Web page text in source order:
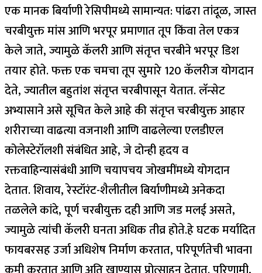
एक मानक बिर्याणी रेसिपीमध्ये सामान्यत: पांढरा तांदूळ, जास्त
चरबीयुक्त मांस आणि भरपूर प्रमाणात तूप किंवा तेल एकत्र
केले जाते, ज्यामुळे कॅलरी आणि संतृप्त चरबीने भरपूर डिश
तयार होते. फक्त एक चमचा तूप सुमारे 120 कॅलरीज योगदान
देते, ज्यातील बहुतांश संतृप्त चरबीपासून येतात. लॅन्सेट
अभ्यासाने असे सूचित केले आहे की संतृप्त चरबीयुक्त आहार
शरीराच्या वाढत्या वजनाशी आणि वाढलेल्या एलडीएल
कोलेस्टेरॉलशी संबंधित आहे, जे दोन्ही हृदय व
रक्तवाहिन्यासंबंधी आणि चयापचय जोखमींमध्ये योगदान
देतात. शिवाय, रेस्टॉरंट-शैलीतील बिर्याणीमध्ये अनेकदा
तळलेले कांदे, पूर्ण चरबीयुक्त दही आणि जड मलई असते,
ज्यामुळे त्यांची कॅलरी घनता अधिक तीव्र होते.हे घटक मर्यादित
फायबरसह उर्जा अधिशेष निर्माण करतात, परिपूर्णतेची भावना